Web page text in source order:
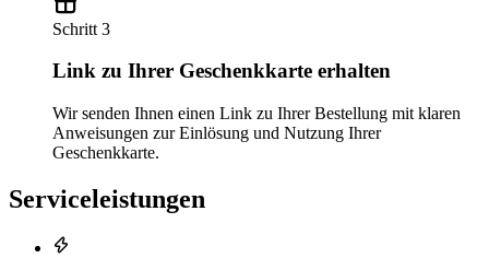
Schritt 3
Link zu Ihrer Geschenkkarte erhalten
Wir senden Ihnen einen Link zu Ihrer Bestellung mit klaren
Anweisungen zur Einlösung und Nutzung Ihrer
Geschenkkarte.
Serviceleistungen